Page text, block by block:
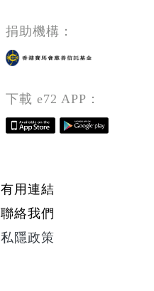
捐助機構：
下載 e72 APP：
有用連結
聯絡我們
私隱政策